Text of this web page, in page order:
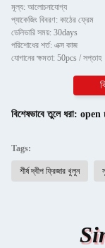
মূল্য: আলোচনাযোগ্য
প্যাকেজিং বিবরণ: কাঠের ফ্রেম
ডেলিভারি সময়: 30days
পরিশোধের শর্ত: এক্স কাজ
যোগানের ক্ষমতা: 50pcs / সপ্তাহ
বিশেষভাবে তুলে ধরা: open
Tags:
শীর্ষ দ্বীপ ফ্রিজার খুলুন